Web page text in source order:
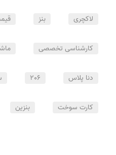
لاکچری بنز
کارشناسی تخصصی
دنا پلاس 206
کارت سوخت بنزین